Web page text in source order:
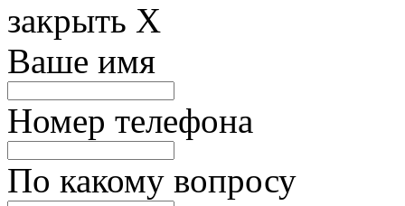
закрыть X
Ваше имя
Номер телефона
По какому вопросу